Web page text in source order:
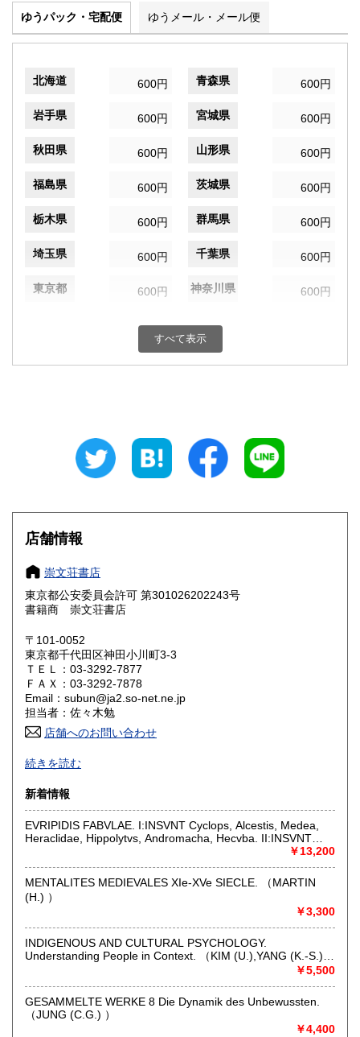
ゆうパック・宅配便 ゆうメール・メール便
北海道 600円 青森県 600円
岩手県 600円 宮城県 600円
秋田県 600円 山形県 600円
福島県 600円 茨城県 600円
栃木県 600円 群馬県 600円
埼玉県 600円 千葉県 600円
東京都 600円 神奈川県 600円
600円 富山県
600円 三重県
大阪府
奈良県
鳥取県 600円 島根県
岡山県
山口県 600円
香川県
高知県 600円
佐賀県
熊本県 600円 大分県 600円
宮崎県 600円 鹿児島県 600円
沖縄県 600円
すべて表示
店舗情報
崇文荘書店
東京都公安委員会許可 第301026202243号
書籍商 崇文荘書店
〒101-0052
東京都千代田区神田小川町3-3
ＴＥＬ：03-3292-7877
ＦＡＸ：03-3292-7878
Email：subun@ja2.so-net.ne.jp
担当者：佐々木勉
店舗へのお問い合わせ
人文・社会科学系洋古書の専門店です。探求書の依頼も随時
受け付けていますのでお気軽に御連絡下さい。
沿線名：-
最寄駅：神保町 小川町 御茶ノ水
営業時間：10-18
定休日：日・祝祭日
洋古書全般の買取をしています。まずは御気軽に電話、メー
取り扱い分野
続きを読む
新着情報
EVRIPIDIS FABVLAE. I:INSVNT Cyclops, Alcestis, Medea,
Heraclidae, Hippolytvs, Andromacha, Hecvba. II:INSVNT
Svpplices, Electra, Hercvles, Troades, Iphigenia in Tavris,
Ion. III:INSVNT Helena, Phoenissae, Orestes, Bacchae
Iphigenia Avlidensis, Rhesvs. （EURIPIDES: MURRAY (G.)
）
￥13,200
MENTALITES MEDIEVALES XIe-XVe SIECLE. （MARTIN
(H.) ）
￥3,300
INDIGENOUS AND CULTURAL PSYCHOLOGY.
Understanding People in Context. （KIM (U.),YANG (K.-S.) &
￥5,500
GESAMMELTE WERKE 8 Die Dynamik des Unbewussten.
（JUNG (C.G.) ）
￥4,400